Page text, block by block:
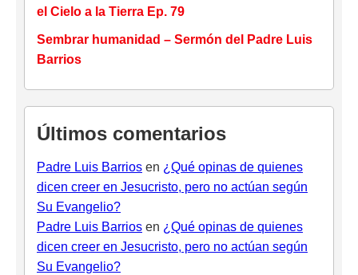
el Cielo a la Tierra Ep. 79
Sembrar humanidad – Sermón del Padre Luis
Barrios
Últimos comentarios
Padre Luis Barrios en ¿Qué opinas de quienes
dicen creer en Jesucristo, pero no actúan según
Su Evangelio?
Padre Luis Barrios en ¿Qué opinas de quienes
dicen creer en Jesucristo, pero no actúan según
Su Evangelio?